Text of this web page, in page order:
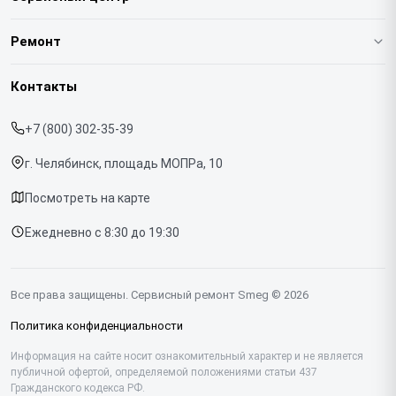
О нашем сервисе
Срочный ремонт
Доставка и способы оплаты
Диагностика
Контакты
Ремонт
Кофемашин
Винных шкафов
Вакууматоров
Вытяжек
Контакты
+7 (800) 302-35-39
г. Челябинск, площадь МОПРа, 10
Посмотреть на карте
Ежедневно с 8:30 до 19:30
Все права защищены. Сервисный ремонт Smeg © 2026
Политика конфиденциальности
Информация на сайте носит ознакомительный характер и не является
публичной офертой, определяемой положениями статьи 437
Гражданского кодекса РФ.